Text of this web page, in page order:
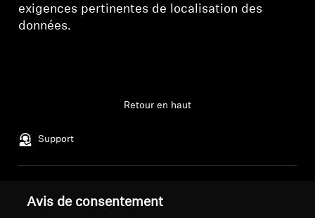
exigences pertinentes de localisation des
données.
Support
Retour en haut
Avis de consentement